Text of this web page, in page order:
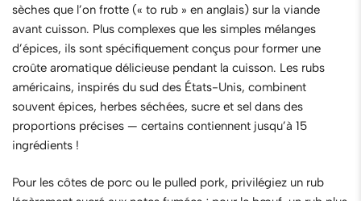
sèches que l’on frotte (« to rub » en anglais) sur la viande
avant cuisson. Plus complexes que les simples mélanges
d’épices, ils sont spécifiquement conçus pour former une
croûte aromatique délicieuse pendant la cuisson. Les rubs
américains, inspirés du sud des États-Unis, combinent
souvent épices, herbes séchées, sucre et sel dans des
proportions précises — certains contiennent jusqu’à 15
ingrédients !
Pour les côtes de porc ou le pulled pork, privilégiez un rub